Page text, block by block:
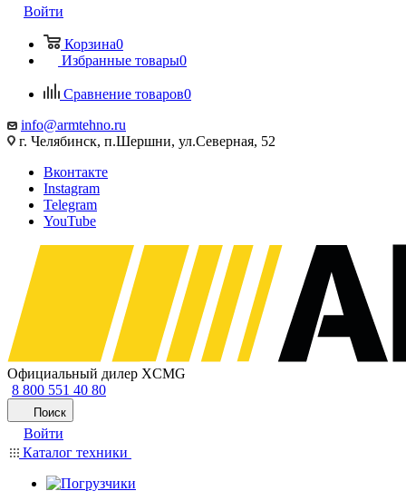
Войти
Корзина0
Избранные товары0
Сравнение товаров0
info@armtehno.ru
г. Челябинск, п.Шершни, ул.Северная, 52
Вконтакте
Instagram
Telegram
YouTube
Официальный дилер XCMG
8 800 551 40 80
Поиск
Войти
Каталог техники